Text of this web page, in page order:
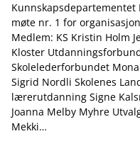
Kunnskapsdepartementet
møte nr. 1 for
Medlem: KS Kristin Holm
Kloster
Skolelederforbundet
Sigrid Nordli Skolenes
lærerutdanning Signe
Joanna Melby Myhre
Mekki…